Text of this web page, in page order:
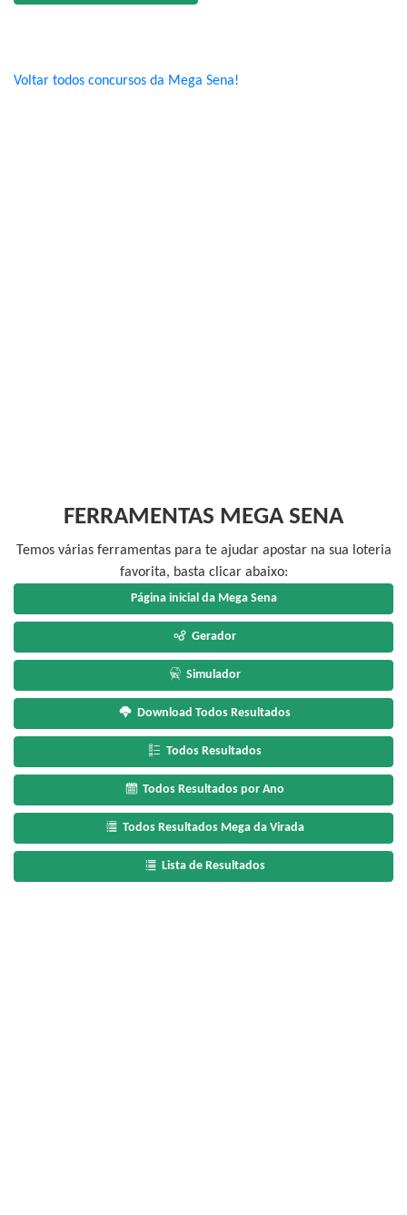
Voltar todos concursos da Mega Sena!
FERRAMENTAS MEGA SENA
Temos várias ferramentas para te ajudar apostar na sua loteria
favorita, basta clicar abaixo:
Página inicial da Mega Sena
Gerador
Simulador
Download Todos Resultados
Todos Resultados
Todos Resultados por Ano
Todos Resultados Mega da Virada
Lista de Resultados